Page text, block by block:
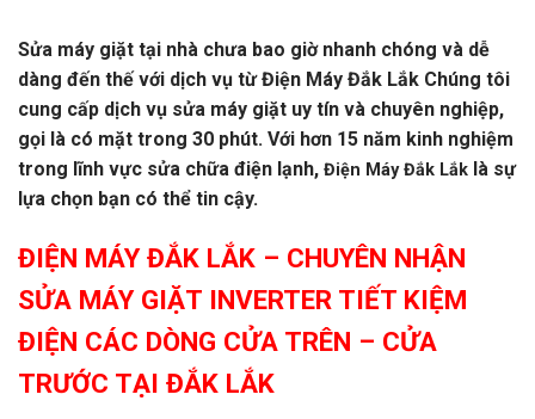
Sửa máy giặt tại nhà chưa bao giờ nhanh chóng và dễ
dàng đến thế với dịch vụ từ Điện Máy Đắk Lắk Chúng tôi
cung cấp dịch vụ sửa máy giặt uy tín và chuyên nghiệp,
gọi là có mặt trong 30 phút. Với hơn 15 năm kinh nghiệm
trong lĩnh vực sửa chữa điện lạnh, Điện Máy Đắk Lắk là sự
lựa chọn bạn có thể tin cậy.
ĐIỆN MÁY ĐẮK LẮK – CHUYÊN NHẬN
SỬA MÁY GIẶT INVERTER TIẾT KIỆM
ĐIỆN CÁC DÒNG CỬA TRÊN – CỬA
TRƯỚC TẠI ĐẮK LẮK